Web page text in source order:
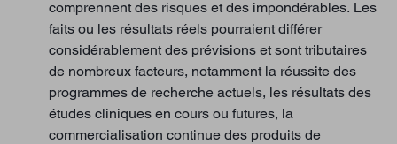
comprennent des risques et des impondérables. Les
faits ou les résultats réels pourraient différer
considérablement des prévisions et sont tributaires
de nombreux facteurs, notamment la réussite des
programmes de recherche actuels, les résultats des
études cliniques en cours ou futures, la
commercialisation continue des produits de